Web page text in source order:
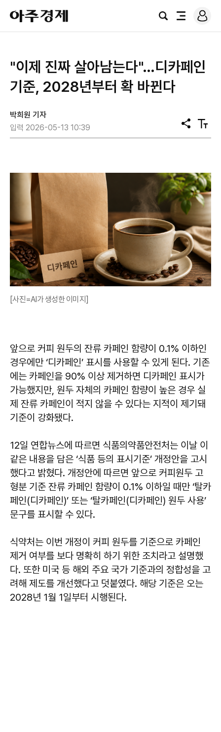
아
주
경
검
전
로
그
"이제 진짜 살아남는다"…디카페인
기준, 2028년부터 확 바뀐다
박희원 기자
입력 2026-05-13 10:39
공
유
텍
스
[사진=AI가 생성한 이미지]
앞으로 커피 원두의 잔류 카페인 함량이 0.1% 이하인
경우에만 ‘디카페인’ 표시를 사용할 수 있게 된다. 기존
에는 카페인을 90% 이상 제거하면 디카페인 표시가
가능했지만, 원두 자체의 카페인 함량이 높은 경우 실
제 잔류 카페인이 적지 않을 수 있다는 지적이 제기돼
기준이 강화됐다.
12일 연합뉴스에 따르면 식품의약품안전처는 이날 이
같은 내용을 담은 ‘식품 등의 표시기준’ 개정안을 고시
했다고 밝혔다. 개정안에 따르면 앞으로 커피원두 고
형분 기준 잔류 카페인 함량이 0.1% 이하일 때만 ‘탈카
페인(디카페인)’ 또는 ‘탈카페인(디카페인) 원두 사용’
문구를 표시할 수 있다.
식약처는 이번 개정이 커피 원두를 기준으로 카페인
제거 여부를 보다 명확히 하기 위한 조치라고 설명했
다. 또한 미국 등 해외 주요 국가 기준과의 정합성을 고
려해 제도를 개선했다고 덧붙였다. 해당 기준은 오는
2028년 1월 1일부터 시행된다.